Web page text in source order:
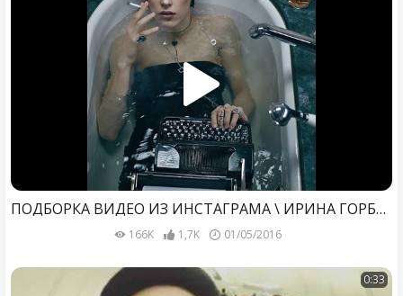
ПОДБОРКА ВИДЕО ИЗ ИНСТАГРАМА \ ИРИНА ГОРБАЧЕВА ВИДЕО\ АПРЕЛЬ 2016
166K 1,7K 01/05/2016
0:33